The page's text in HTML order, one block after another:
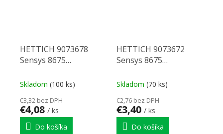
HETTICH 9073678
Sensys 8675
P2O, 45x9.5,
Skladom (100 ks)
€3,32 bez DPH
€4,08 / ks
Do košíka
HETTICH 9073672
Sensys 8675
P2O, 45x9.5, skrutka
Skladom (70 ks)
€2,76 bez DPH
€3,40 / ks
Do košíka